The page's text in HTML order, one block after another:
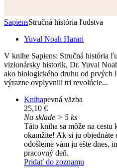
SapiensStručná história ľudstva
Yuval Noah Harari
V knihe Sapiens: Stručná história
vizionársky historik, Dr. Yuval
ako biologického druhu od prvých
výrazne ovplyvnili tri revolúcie...
Knihapevná väzba
25,10 €
Na sklade > 5 ks
Táto kniha sa môže na
okamžite! Ak si ju objednáte
odošleme vám ju ešte dnes,
pracovný deň.
Pridať do zoznamu